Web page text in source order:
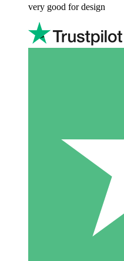
very good for design